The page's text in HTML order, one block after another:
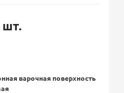
варочная поверхность